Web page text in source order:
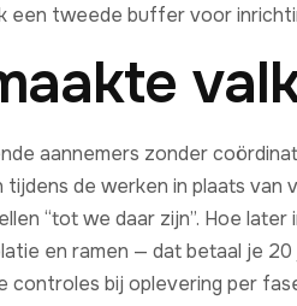
een tweede buffer voor
aannemers zonder
tijdens de werken in plaats
“tot we daar zijn”. Hoe
en ramen — dat betaal je
controles bij oplevering per